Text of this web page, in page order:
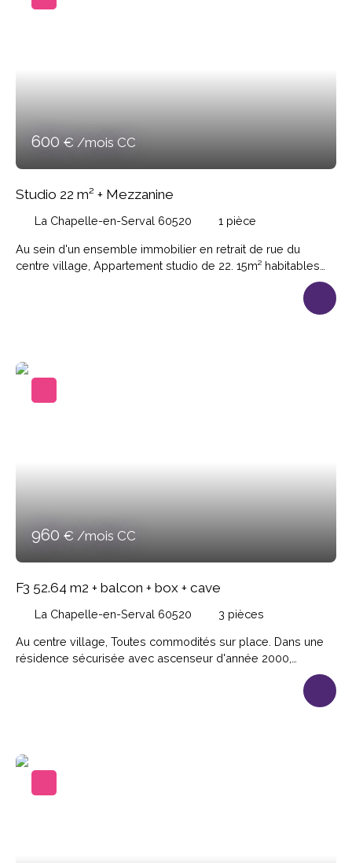
600 € /mois CC
Studio 22 m² + Mezzanine
La Chapelle-en-Serval 60520 1 pièce
Au sein d'un ensemble immobilier en retrait de rue du
centre village, Appartement studio de 22. 15m² habitables
(27. 62m² au sol) comprenant entrée sur pièce principale,
cuisine ouverte et aménagée (équipée plaque et hotte),
mezzanine pour un espace de nuit, salle d'eau avec wc.
en Octobre.
960 € /mois CC
F3 52.64 m2 + balcon + box + cave
La Chapelle-en-Serval 60520 3 pièces
Au centre village, Toutes commodités sur place. Dans une
résidence sécurisée avec ascenseur d'année 2000,
appartement 3 pièces de 52. 64m² habitables (62. 85m² au
sol) sur un niveau, comprenant entrée sur séjour, cuisine
ouverte aménagée et équipée, dégagement, 2 chambres,
sous-sol sécurisé. Loyer 960€; Provision sur charges 100€;
Dépôt de garantie 960€; Honoraires de location 579. 04€.
Disponible en Juillet.